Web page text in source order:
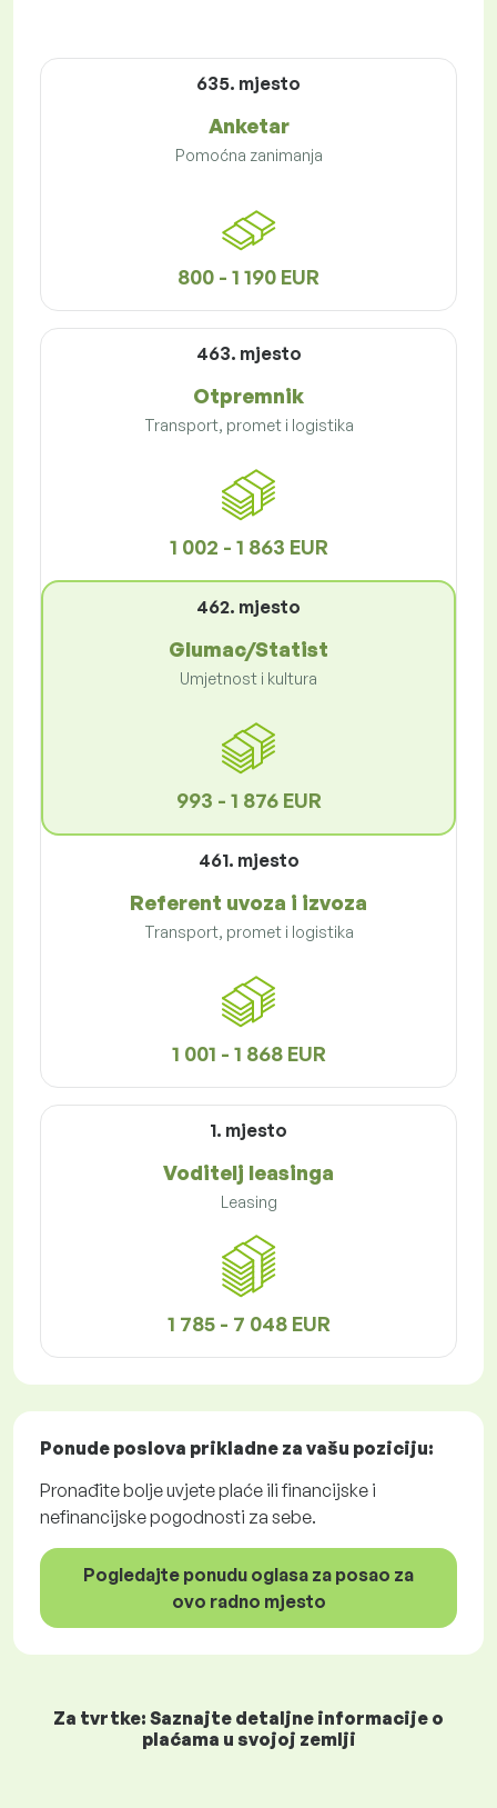
635. mjesto
Anketar
Pomoćna zanimanja
800 - 1 190 EUR
463. mjesto
Otpremnik
Transport, promet i logistika
1 002 - 1 863 EUR
462. mjesto
Glumac/Statist
Umjetnost i kultura
993 - 1 876 EUR
461. mjesto
Referent uvoza i izvoza
Transport, promet i logistika
1 001 - 1 868 EUR
1. mjesto
Voditelj leasinga
Leasing
1 785 - 7 048 EUR
Ponude poslova prikladne za vašu poziciju:
Pronađite bolje uvjete plaće ili financijske i
nefinancijske pogodnosti za sebe.
Pogledajte ponudu oglasa za posao za
ovo radno mjesto
Za tvrtke: Saznajte detaljne informacije o
plaćama u svojoj zemlji